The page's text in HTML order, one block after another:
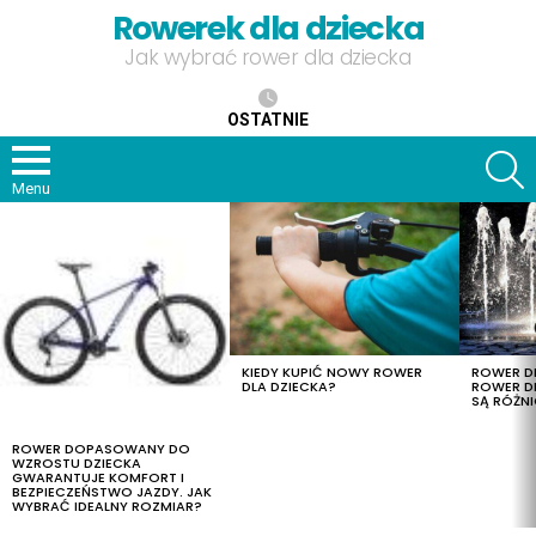
Rowerek dla dziecka
Jak wybrać rower dla dziecka
OSTATNIE
Menu
ROWER DOPASOWANY DO
WZROSTU DZIECKA
GWARANTUJE KOMFORT I
BEZPIECZEŃSTWO JAZDY. JAK
WYBRAĆ IDEALNY ROZMIAR?
KIEDY KUPIĆ NOWY ROWER
DLA DZIECKA?
ROWER
ROWER
SĄ